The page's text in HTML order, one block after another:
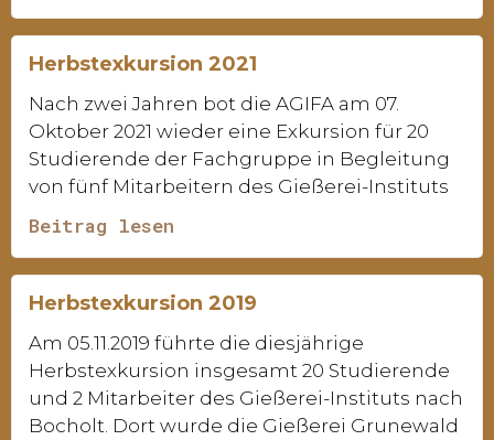
Herbstexkursion 2021
Nach zwei Jahren bot die AGIFA am 07.
Oktober 2021 wieder eine Exkursion für 20
Studierende der Fachgruppe in Begleitung
von fünf Mitarbeitern des Gießerei-Instituts
Beitrag lesen
Herbstexkursion 2019
Am 05.11.2019 führte die diesjährige
Herbstexkursion insgesamt 20 Studierende
und 2 Mitarbeiter des Gießerei-Instituts nach
Bocholt. Dort wurde die Gießerei Grunewald